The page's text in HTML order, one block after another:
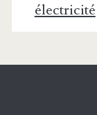
électricité